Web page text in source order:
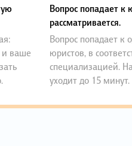
и ваше
Вопрос попадает к
рассматривается.
Вопрос попадает к
юристов, в
специализацией.
уходит до 15 минут.